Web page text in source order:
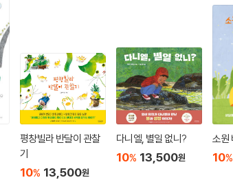
평창빌라 반달이 관찰
기
10% 13,500원
다니엘, 별일 없니?
10% 13,500원
소원
10%